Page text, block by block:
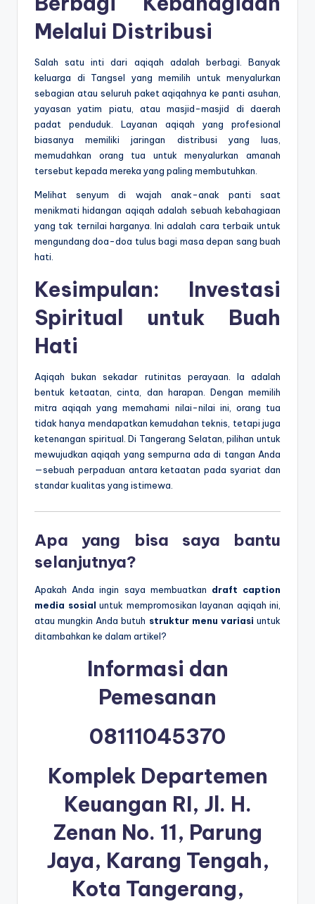
Melalui Distribusi
Salah satu inti dari aqiqah adalah berbagi. Banyak
keluarga di Tangsel yang memilih untuk menyalurkan
sebagian atau seluruh paket aqiqahnya ke panti asuhan,
yayasan yatim piatu, atau masjid-masjid di daerah
padat penduduk. Layanan aqiqah yang profesional
biasanya memiliki jaringan distribusi yang luas,
memudahkan orang tua untuk menyalurkan amanah
tersebut kepada mereka yang paling membutuhkan.
Melihat senyum di wajah anak-anak panti saat
menikmati hidangan aqiqah adalah sebuah kebahagiaan
yang tak ternilai harganya. Ini adalah cara terbaik untuk
mengundang doa-doa tulus bagi masa depan sang buah
hati.
Kesimpulan: Investasi
Spiritual untuk Buah
Hati
Aqiqah bukan sekadar rutinitas perayaan. Ia adalah
bentuk ketaatan, cinta, dan harapan. Dengan memilih
mitra aqiqah yang memahami nilai-nilai ini, orang tua
tidak hanya mendapatkan kemudahan teknis, tetapi juga
ketenangan spiritual. Di Tangerang Selatan, pilihan untuk
mewujudkan aqiqah yang sempurna ada di tangan Anda
—sebuah perpaduan antara ketaatan pada syariat dan
standar kualitas yang istimewa.
Apa yang bisa saya bantu
selanjutnya?
Apakah Anda ingin saya membuatkan draft caption
media sosial untuk mempromosikan layanan aqiqah ini,
atau mungkin Anda butuh struktur menu variasi untuk
ditambahkan ke dalam artikel?
Informasi dan
Pemesanan
08111045370
Komplek Departemen
Keuangan RI, Jl. H.
Zenan No. 11, Parung
Jaya, Karang Tengah,
Kota Tangerang,